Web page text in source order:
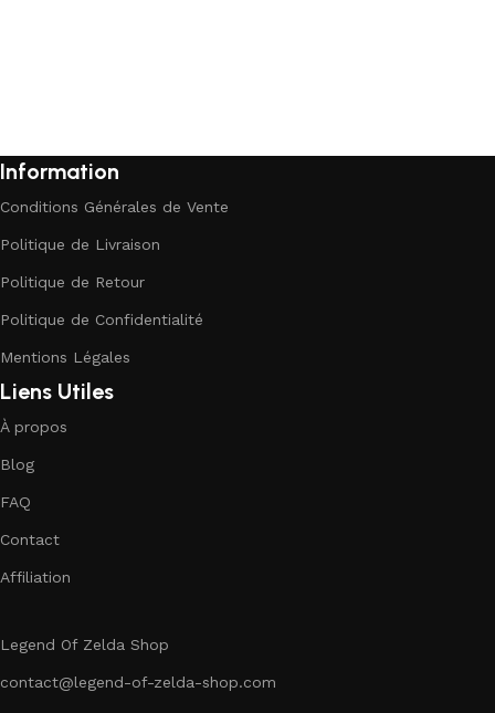
Information
Conditions Générales de Vente
Politique de Livraison
Politique de Retour
Politique de Confidentialité
Mentions Légales
Liens Utiles
À propos
Blog
FAQ
Contact
Affiliation
Legend Of Zelda Shop
contact@legend-of-zelda-shop.com